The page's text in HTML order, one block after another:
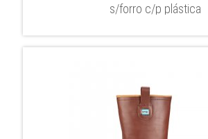
s/forro c/p plástica